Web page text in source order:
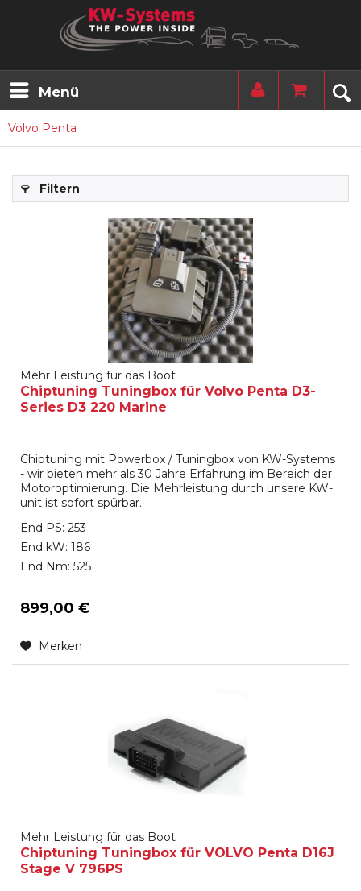
Menü
Volvo Penta
Filtern
Mehr Leistung für das Boot
Chiptuning Tuningbox für Volvo Penta D3-
Series D3 220 Marine
Chiptuning mit Powerbox / Tuningbox von KW-Systems
- wir bieten mehr als 30 Jahre Erfahrung im Bereich der
Motoroptimierung. Die Mehrleistung durch unsere KW-
unit ist sofort spürbar.
End PS: 253
End kW: 186
End Nm: 525
899,00 €
Merken
Mehr Leistung für das Boot
Chiptuning Tuningbox für VOLVO Penta D16J
Stage V 796PS